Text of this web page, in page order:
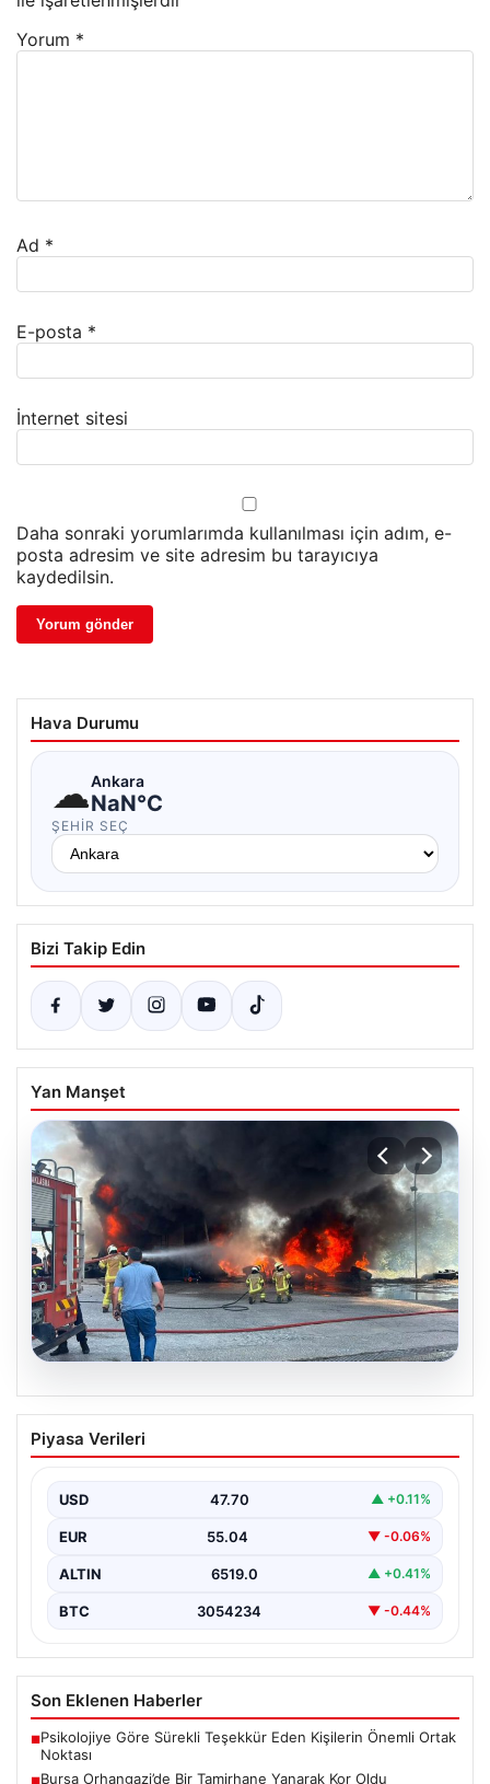
Yorum *
Ad *
E-posta *
İnternet sitesi
Daha sonraki yorumlarımda kullanılması için adım, e-
posta adresim ve site adresim bu tarayıcıya
kaydedilsin.
Hava Durumu
☁Ankara
NaN°C
ŞEHIR SEÇ
Bizi Takip Edin
Yan Manşet
Bursa Orhangazi’de Bir Tamirhane
Yanarak Kor Oldu
geldi ve bölgedeki birçok noktadan görülebilen
yüksek…
Piyasa Verileri
USD 47.70 ▲ +0.11%
EUR 55.04 ▼ -0.06%
ALTIN 6519.0 ▲ +0.41%
BTC 3054234 ▼ -0.44%
Son Eklenen Haberler
■Psikolojiye Göre Sürekli Teşekkür Eden Kişilerin Önemli Ortak
Noktası
■Bursa Orhangazi’de Bir Tamirhane Yanarak Kor Oldu